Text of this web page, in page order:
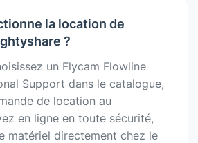
la location de
?
un Flycam Flowline
Support dans le catalogue,
de location au
en ligne en toute sécurité,
matériel directement chez le